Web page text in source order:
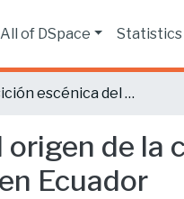
All of DSpace Statistics
Exposición escénica del origen de la cultura Rock a través de las décadas de los años 70,80 y 90 en Ecuador
de la
Ecuador